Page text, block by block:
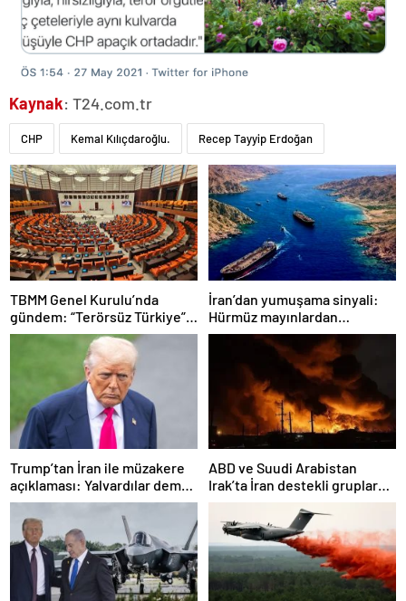
Kaynak: T24.com.tr
CHP Kemal Kılıçdaroğlu. Recep Tayyip Erdoğan
TBMM Genel Kurulu’nda
gündem: “Terörsüz Türkiye”,
ekonomik sorunlar ve
Meclis’in itibarı
İran’dan yumuşama sinyali:
Hürmüz mayınlardan
temizlenmeye hazırlanıyor
Trump’tan İran ile müzakere
açıklaması: Yalvardılar demek
istemiyorum
ABD ve Suudi Arabistan
Irak’ta İran destekli gruplara
ait hedeflere hava saldırıları
düzenledi